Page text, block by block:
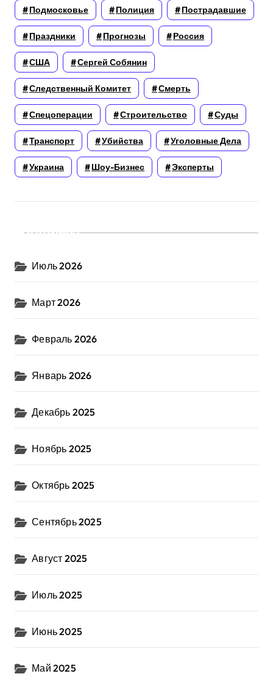
Подмосковье Полиция Пострадавшие
Праздники Прогнозы Россия
США Сергей Собянин
Следственный Комитет Смерть
Спецоперации Строительство Суды
Транспорт Убийства Уголовные Дела
Украина Шоу-Бизнес Эксперты
Архивы
Июль 2026
Март 2026
Февраль 2026
Январь 2026
Декабрь 2025
Ноябрь 2025
Октябрь 2025
Сентябрь 2025
Август 2025
Июль 2025
Июнь 2025
Май 2025